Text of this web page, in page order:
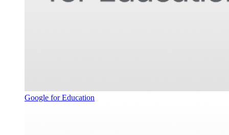
Google for Education